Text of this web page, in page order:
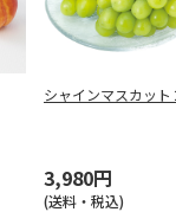
シャインマスカット
3,980円
(送料・税込)